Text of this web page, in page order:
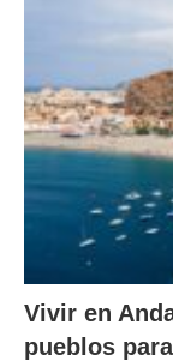
Vivir en
pueblos